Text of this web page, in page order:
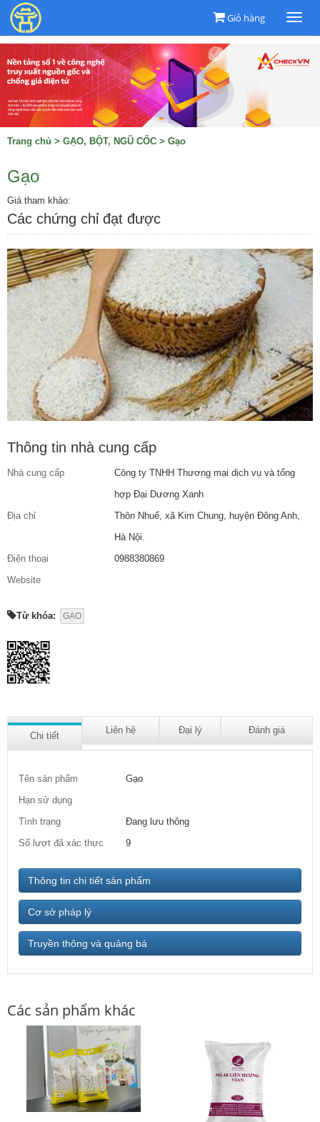
Giỏ hàng
Trang chủ > GẠO, BỘT, NGŨ CỐC > Gạo
Gạo
Giá tham khảo:
Các chứng chỉ đạt được
Thông tin nhà cung cấp
Nhà cung cấp
Công ty TNHH Thương mại dịch vụ và tổng
hợp Đại Dương Xanh
Địa chỉ
Thôn Nhuế, xã Kim Chung, huyện Đông Anh,
Hà Nội.
Điện thoại
0988380869
Website
Từ khóa: GẠO
Chi tiết
Liên hệ Đại lý Đánh giá
Tên sản phẩm
Gạo
Hạn sử dụng
Tình trạng
Đang lưu thông
Số lượt đã xác thực
9
Thông tin chi tiết sản phẩm
Cơ sở pháp lý
Truyền thông và quảng bá
Các sản phẩm khác